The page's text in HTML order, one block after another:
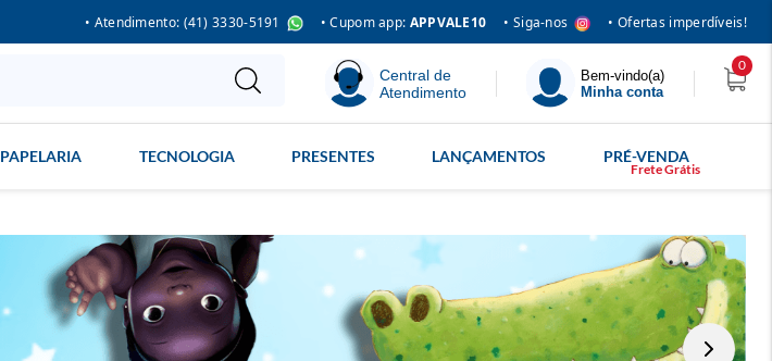
• Atendimento: (41) 3330-5191 • Cupom app: APPVALE10 • Siga-nos • Ofertas imperdíveis!
Central de
Atendimento
Bem-vindo(a)
Minha conta
0
PAPELARIA TECNOLOGIA PRESENTES LANÇAMENTOS PRÉ-VENDA